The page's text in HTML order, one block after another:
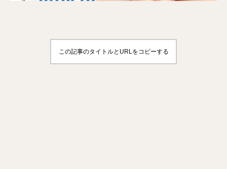
この記事のタイトルとURLをコピーする